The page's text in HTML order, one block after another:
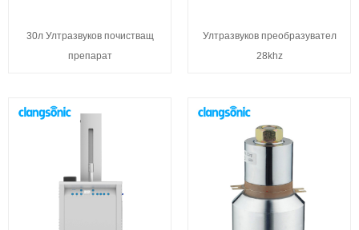
30л Ултразвуков почистващ
препарат
Ултразвуков преобразувател
28khz